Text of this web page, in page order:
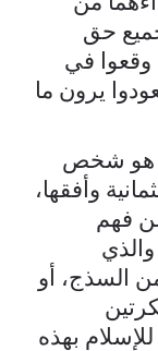
حق
وقعوا في
يرون ما
هو شخص
وأفقها،
فهم
السذج، أو
بهذه